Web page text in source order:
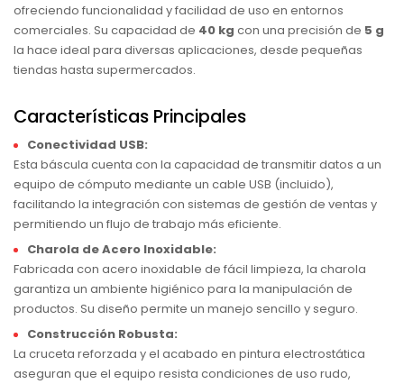
ofreciendo funcionalidad y facilidad de uso en entornos
comerciales. Su capacidad de 40 kg con una precisión de 5 g
la hace ideal para diversas aplicaciones, desde pequeñas
tiendas hasta supermercados.
Características Principales
Conectividad USB:
Esta báscula cuenta con la capacidad de transmitir datos a un
equipo de cómputo mediante un cable USB (incluido),
facilitando la integración con sistemas de gestión de ventas y
permitiendo un flujo de trabajo más eficiente.
Charola de Acero Inoxidable:
Fabricada con acero inoxidable de fácil limpieza, la charola
garantiza un ambiente higiénico para la manipulación de
productos. Su diseño permite un manejo sencillo y seguro.
Construcción Robusta:
La cruceta reforzada y el acabado en pintura electrostática
aseguran que el equipo resista condiciones de uso rudo,